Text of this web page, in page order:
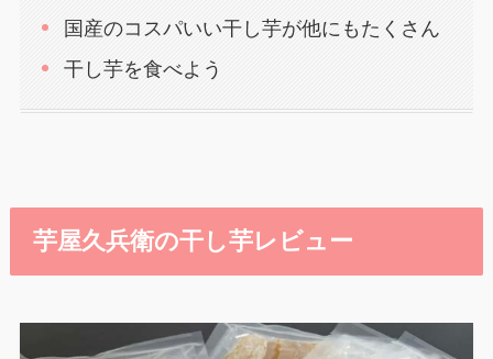
国産のコスパいい干し芋が他にもたくさん
干し芋を食べよう
芋屋久兵衛の干し芋レビュー